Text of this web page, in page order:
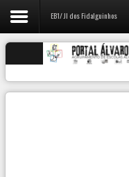
EB1/ JI dos Fidalguinhos